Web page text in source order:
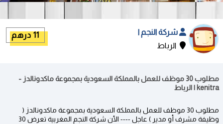
شركة النجم ا
الرباط
11 درهم
مطلوب 30 موظف للعمل بالمملكة السعودية بمجموعة ماكدونالدز -
kenitra | الرباط
مطلوب 30 موظف للعمل بالمملكة السعودية بمجموعة ماكدونالدز (
وظيفة مشرف أو مدير ) عاجل ---- الأن شركة النجم المغربية تعرض 30